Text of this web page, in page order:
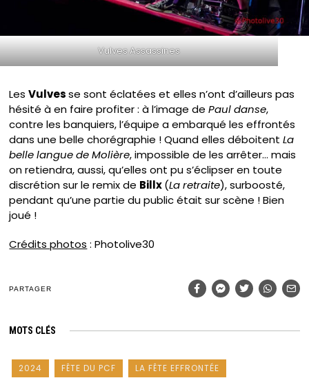
Vulves Assassines
LesVulvesse sont éclatées et elles n’ont d’ailleurs pas
hésité à en faire profiter : à l’image dePaul danse,
contre les banquiers, l’équipe a embarqué les effrontés
dans une belle chorégraphie ! Quand elles déboitentLa
belle langue de Molière, impossible de les arrêter… mais
on retiendra, aussi, qu’elles ont pu s’éclipser en toute
discrétion sur le remix de Billx(La retraite), surboosté,
pendant qu’une partie du public était sur scène ! Bien
joué !
Crédits photos : Photolive30
PARTAGER
MOTS CLÉS
2024 FÊTE DU PCF LA FÊTE EFFRONTÉE